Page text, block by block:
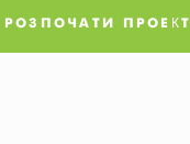
РОЗПОЧАТИ ПРОЕКТ